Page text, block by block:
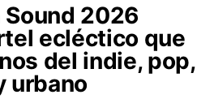
Sound 2026
ecléctico que
del indie, pop,
urbano